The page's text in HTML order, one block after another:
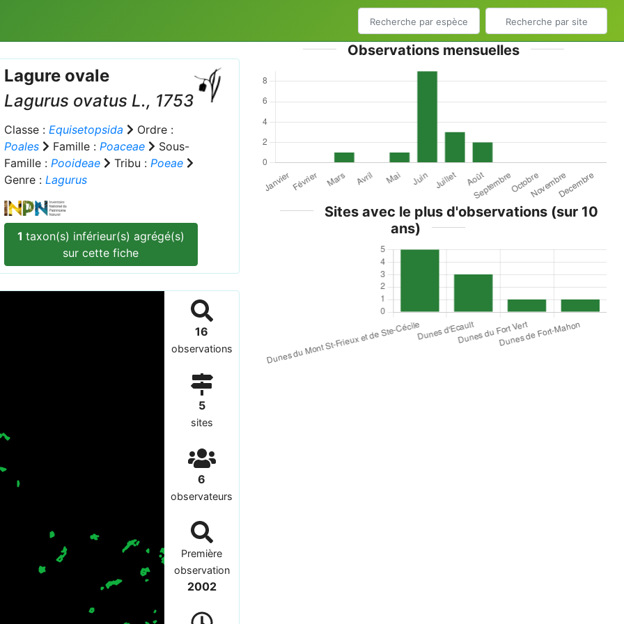
Lagure ovale
Lagurus ovatus L., 1753
Classe : Equisetopsida
Ordre :
Poales
Famille : Poaceae
Sous-
Famille : Pooideae Tribu : Poeae
Genre : Lagurus
1 taxon(s) inférieur(s) agrégé(s)
sur cette fiche
16
observations
5
sites
6
observateurs
Première
observation
2002
Observations mensuelles
Sites avec le plus d'observations (sur 10
ans)